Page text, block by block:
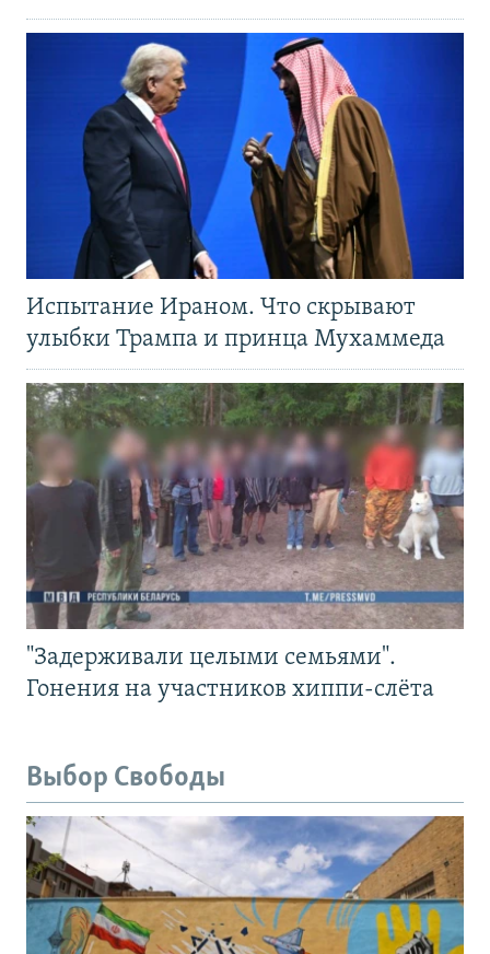
Испытание Ираном. Что скрывают
улыбки Трампа и принца Мухаммеда
"Задерживали целыми семьями".
Гонения на участников хиппи-слёта
Выбор Свободы